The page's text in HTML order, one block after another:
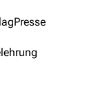
Presse